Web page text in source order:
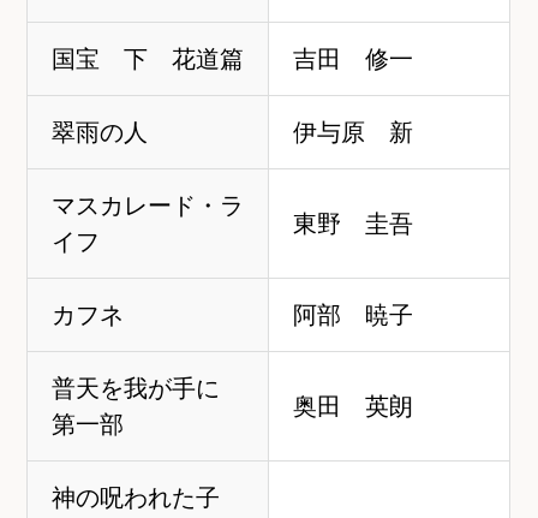
国宝 下 花道篇 吉田 修一
翠雨の人 伊与原 新
マスカレード・ラ
イフ
東野 圭吾
カフネ 阿部 暁子
普天を我が手に
第一部
奥田 英朗
神の呪われた子